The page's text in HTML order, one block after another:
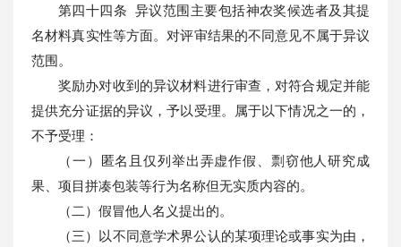
第四十四条 异议范围主要包括神农奖候选者及其提
名材料真实性等方面。对评审结果的不同意见不属于异议
范围。
奖励办对收到的异议材料进行审查，对符合规定并能
提供充分证据的异议，予以受理。属于以下情况之一的，
不予受理：
（一）匿名且仅列举出弄虚作假、剽窃他人研究成
果、项目拼凑包装等行为名称但无实质内容的。
（二）假冒他人名义提出的。
（三）以不同意学术界公认的某项理论或事实为由，